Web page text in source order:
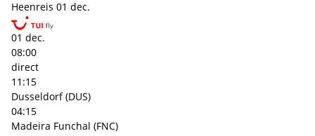
Heenreis 01 dec.
01 dec.
08:00
direct
11:15
Dusseldorf (DUS)
04:15
Madeira Funchal (FNC)